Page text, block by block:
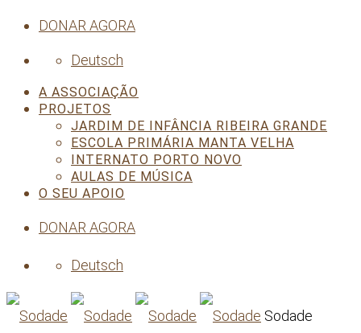
DONAR AGORA
Deutsch
A ASSOCIAÇÃO
PROJETOS
JARDIM DE INFÂNCIA RIBEIRA GRANDE
ESCOLA PRIMÁRIA MANTA VELHA
INTERNATO PORTO NOVO
AULAS DE MÚSICA
O SEU APOIO
DONAR AGORA
Deutsch
Sodade